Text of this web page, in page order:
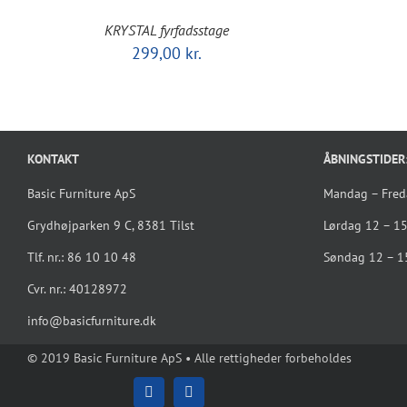
KRYSTAL fyrfadsstage
299,00 kr.
KONTAKT
Basic Furniture ApS
Grydhøjparken 9 C, 8381 Tilst
Tlf. nr.: 86 10 10 48
Cvr. nr.: 40128972
info@basicfurniture.dk
Mandag –
Lørdag 12 –
Søndag 12 –
© 2019 Basic Furniture ApS • Alle rettigheder forbeholdes
Facebook